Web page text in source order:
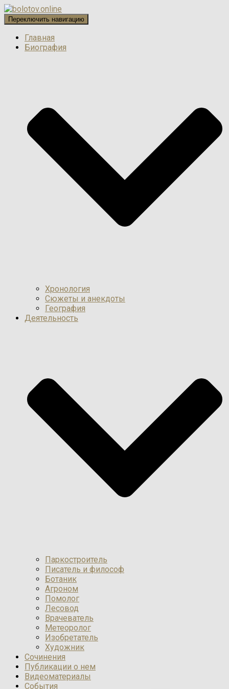
Переключить навигацию
Главная
Биография
Хронология
Сюжеты и анекдоты
География
Деятельность
Паркостроитель
Писатель и философ
Ботаник
Агроном
Помолог
Лесовод
Врачеватель
Метеоролог
Изобретатель
Художник
Сочинения
Публикации о нем
Видеоматериалы
События